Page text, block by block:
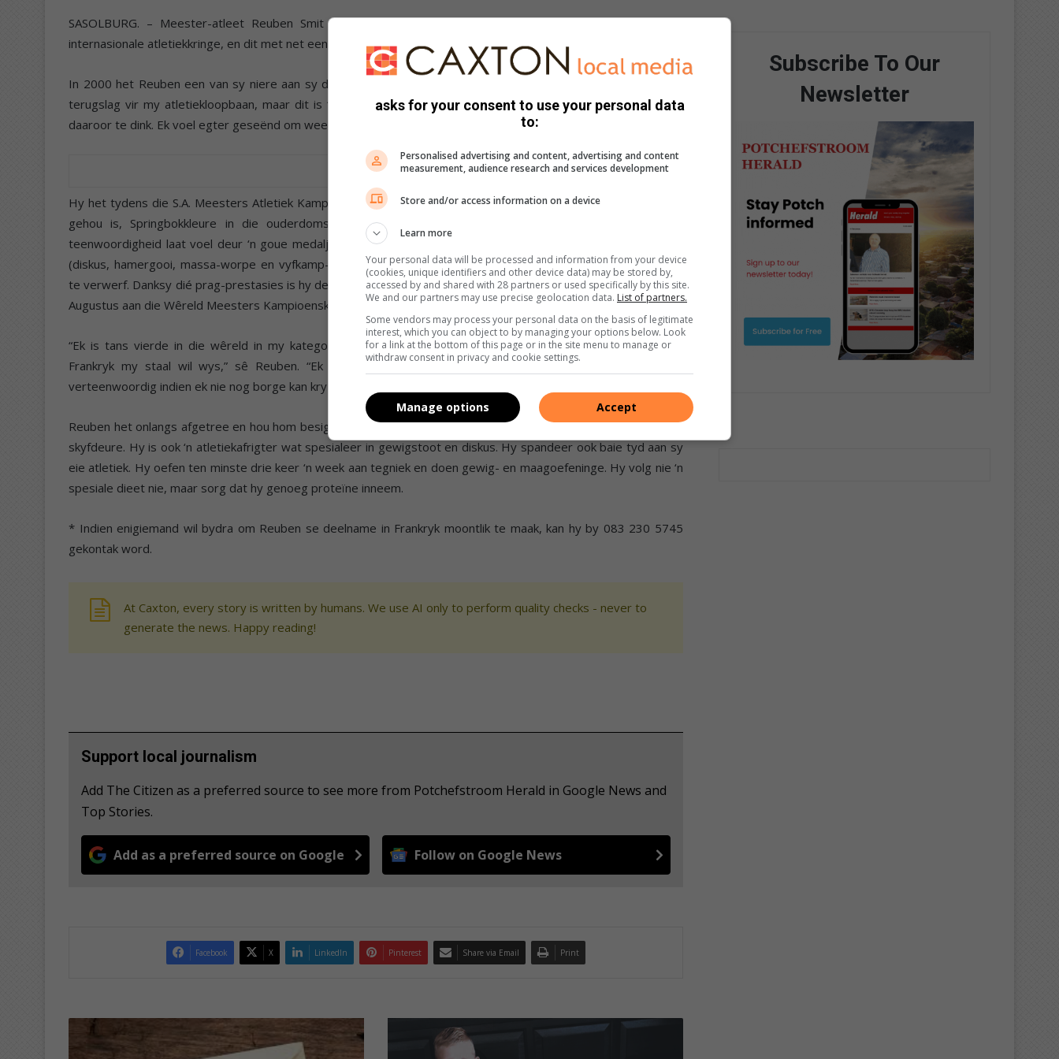
SASOLBURG. – Meester-atleet Reuben Smit (65), trap reeds jare lank diep spore in Suid-Afrikaanse- en
internasionale atletiekkringe, en dit met net een nier.
In 2000 het Reuben een van sy niere aan sy dogter geskenk en sodoende haar lewe gered. “Dit was ‘n groot
terugslag vir my atletiekloopbaan, maar dit is ‘n opoffering wat ek weer sal maak sonder om eers twee keer
daaroor te dink. Ek voel egter geseënd om weer my Springbokkleure te kan dra,” sê Reuben.
Reuben Smit, wat met
slegs een nier nie
terugstaan as dit by
atletiek kom nie. Foto:
Schalk le Roux
Hy het tydens die S.A. Meesters Atletiek Kampioenskappe wat onlangs in Port Elizabeth
gehou is, Springbokkleure in die ouderdomsgroep 65 tot 69 verwerf. Hy het sy
teenwoordigheid laat voel deur ‘n goue medalje in die gewigstoot, vier silwer medaljes
(diskus, hamergooi, massa-worpe en vyfkamp-worpe) en ‘n bronsmedalje vir spiesgooi
te verwerf. Danksy dié prag-prestasies is hy deel van die Springbok Meestersspan wat in
Augustus aan die Wêreld Meesters Kampioenskappe in Frankryk gaan deelneem.
“Ek is tans vierde in die wêreld in my kategorie vir gewigstoot en sal bitter graag in
Frankryk my staal wil wys,” sê Reuben. “Ek weet egter nie of ek my land sal kan
verteenwoordig indien ek nie nog borge kan kry om dit moontlik te maak nie.”
Reuben het onlangs afgetree en hou hom besig met die maak van aluminium vensters en
skyfdeure. Hy is ook ‘n atletiekafrigter wat spesialeer in gewigstoot en diskus. Hy spandeer ook baie tyd aan sy
eie atletiek. Hy oefen ten minste drie keer ‘n week aan tegniek en doen gewig- en maagoefeninge. Hy volg nie ‘n
spesiale dieet nie, maar sorg dat hy genoeg proteïne inneem.
* Indien enigiemand wil bydra om Reuben se deelname in Frankryk moontlik te maak, kan hy by 083 230 5745
gekontak word.
At Caxton, every story is written by humans. We use AI only to perform quality checks - never to
generate the news. Happy reading!
Support local journalism
Add The Citizen as a preferred source to see more from Potchefstroom Herald in Google News and
Top Stories.
Add as a preferred source on Google Follow on Google News
Facebook X LinkedIn Pinterest Share via Email Print
Subscribe To Our
Newsletter
asks for your consent to use your personal data
to:
Personalised advertising and content, advertising and content
measurement, audience research and services development
Store and/or access information on a device
Learn more
Your personal data will be processed and information from your device
(cookies, unique identifiers and other device data) may be stored by,
accessed by and shared with 28 partners or used specifically by this site.
We and our partners may use precise geolocation data. List of partners.
Some vendors may process your personal data on the basis of legitimate
interest, which you can object to by managing your options below. Look
for a link at the bottom of this page or in the site menu to manage or
withdraw consent in privacy and cookie settings.
Accept
Manage options